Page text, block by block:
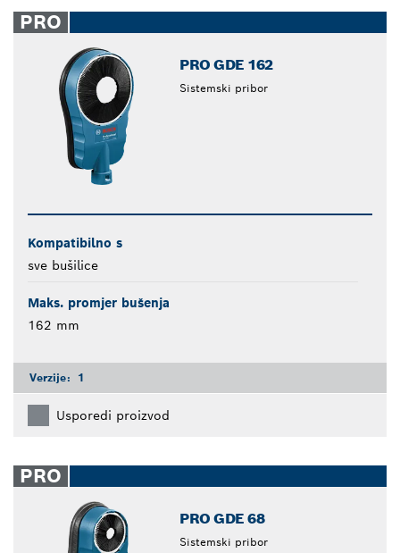
PRO
PRO GDE 162
Sistemski pribor
Kompatibilno s
sve bušilice
Maks. promjer bušenja
162 mm
Verzije: 1
Usporedi proizvod
PRO
PRO GDE 68
Sistemski pribor